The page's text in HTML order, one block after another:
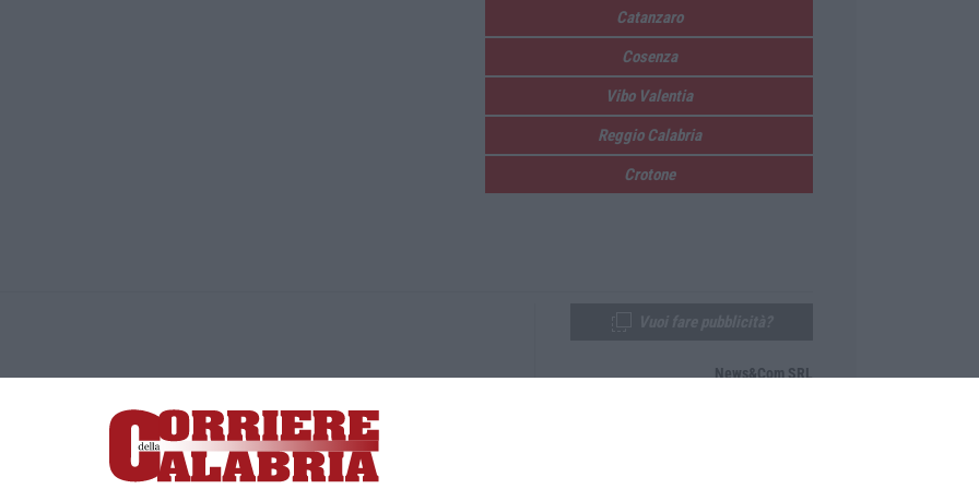
Catanzaro
Cosenza
Vibo Valentia
Reggio Calabria
Crotone
Lamezia Terme (CZ)
responsabile Paola Militano |Privacy
News&Com SRL